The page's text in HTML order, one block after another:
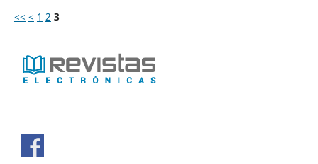
<< < 1 2 3